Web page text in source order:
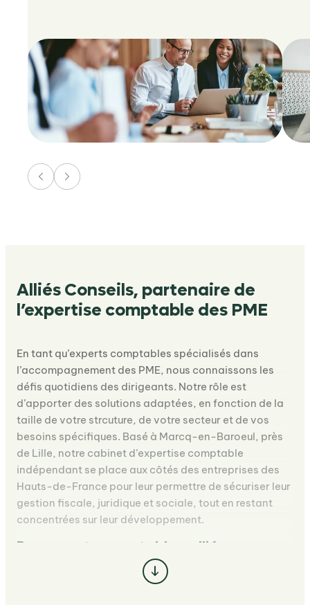
Alliés Conseils, partenaire de
l’expertise comptable des PME
En tant qu’experts comptables spécialisés dans
l’accompagnement des PME, nous connaissons les
défis quotidiens des dirigeants. Notre rôle est
d’apporter des solutions adaptées, en fonction de la
taille de votre strcuture, de votre secteur et de vos
besoins spécifiques. Basé à Marcq-en-Baroeul, près
de Lille, notre cabinet d’expertise comptable
indépendant se place aux côtés des entreprises des
Hauts-de-France pour leur permettre de sécuriser leur
gestion fiscale, juridique et sociale, tout en restant
concentrées sur leur développement.
Des experts comptables, alliés
stratégiques des dirigeants